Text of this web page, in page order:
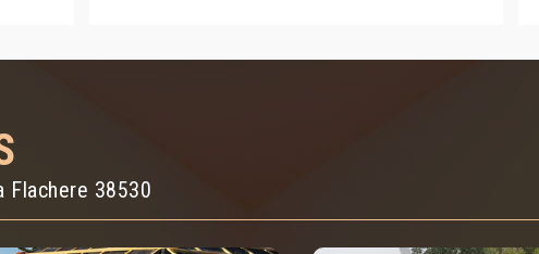
Flachere 38530